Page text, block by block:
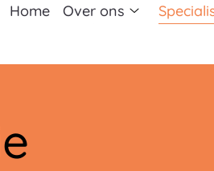
Home Over ons
Over